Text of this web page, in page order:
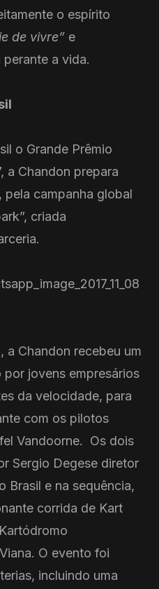
o espírito
de vivre” e
a vida.
o Grande Prêmio
a Chandon prepara
pela campanha global
criada
a Chandon recebeu um
jovens empresários
da velocidade, para
com os pilotos
Vandoorne. Os dois
Sergio Degese diretor
Brasil e na sequência,
corrida de Kart
O evento foi
incluindo uma